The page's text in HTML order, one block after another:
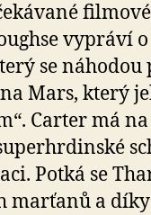
vypráví
se
Mars, který
Carter má
Potká se
marťanů a